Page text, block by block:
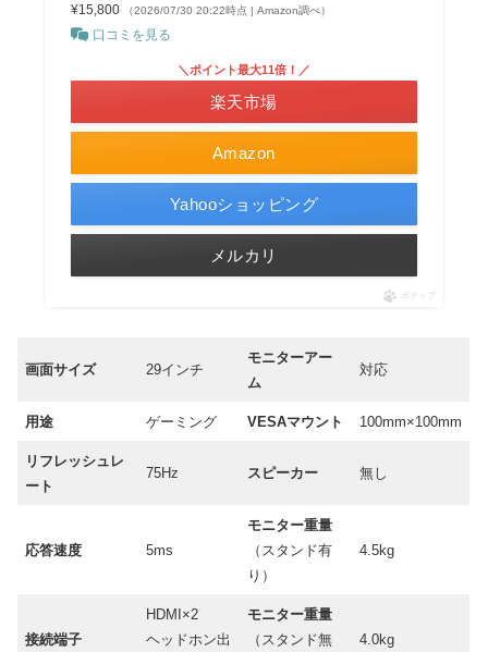
¥15,800
（2026/07/30 20:22時点 | Amazon調べ）
口コミを見る
Amazon
＼ポイント最大11倍！／
楽天市場
Yahooショッピング
メルカリ
ポチップ
画面サイズ 29インチ
モニターアー
ム
対応
用途 ゲーミング VESAマウント 100mm×100mm
リフレッシュレ
ート
75Hz スピーカー 無し
応答速度 5ms
モニター重量
（スタンド有
り）
4.5kg
接続端子
HDMI×2
ヘッドホン出
モニター重量
（スタンド無
4.0kg